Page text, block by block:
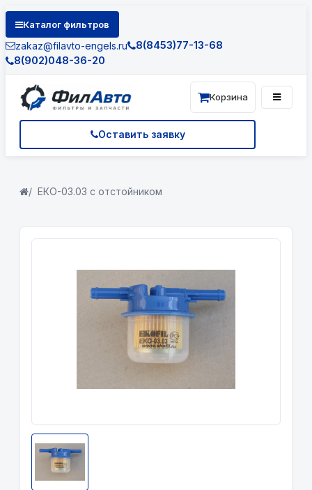
Каталог фильтров
zakaz@filavto-engels.ru
8(8453)77-13-68
8(902)048-36-20
Оставить заявку
Корзина
ЕКО-03.03 с отстойником